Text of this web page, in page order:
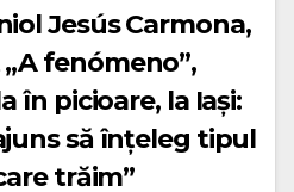
Jesús Carmona,
fenómeno”,
în picioare, la Iași:
să înțeleg tipul
trăim”